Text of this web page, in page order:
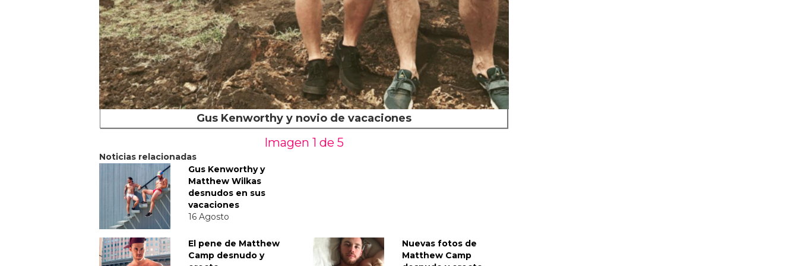
Gus Kenworthy y novio de vacaciones
Imagen 1 de 5
Noticias relacionadas
Gus Kenworthy y
Matthew Wilkas
desnudos en sus
vacaciones
16 Agosto
El pene de Matthew
Camp desnudo y
Nuevas fotos de
Matthew Camp